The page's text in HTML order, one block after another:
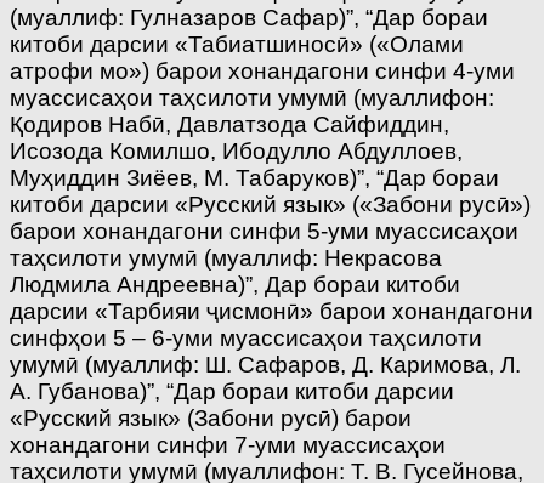
(муаллиф: Гулназаров Сафар)”, “Дар бораи
китоби дарсии «Табиатшиносӣ» («Олами
атрофи мо») барои хонандагони синфи 4-уми
муассисаҳои таҳсилоти умумӣ (муаллифон:
Қодиров Набӣ, Давлатзода Сайфиддин,
Исозода Комилшо, Ибодулло Абдуллоев,
Муҳиддин Зиёев, М. Табаруков)”, “Дар бораи
китоби дарсии «Русский язык» («Забони русӣ»)
барои хонандагони синфи 5-уми муассисаҳои
таҳсилоти умумӣ (муаллиф: Некрасова
Людмила Андреевна)”, Дар бораи китоби
дарсии «Тарбияи ҷисмонӣ» барои хонандагони
синфҳои 5 – 6-уми муассисаҳои таҳсилоти
умумӣ (муаллиф: Ш. Сафаров, Д. Каримова, Л.
А. Губанова)”, “Дар бораи китоби дарсии
«Русский язык» (Забони русӣ) барои
хонандагони синфи 7-уми муассисаҳои
таҳсилоти умумӣ (муаллифон: Т. В. Гусейнова,